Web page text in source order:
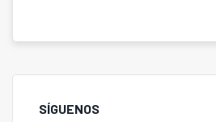
SÍGUENOS